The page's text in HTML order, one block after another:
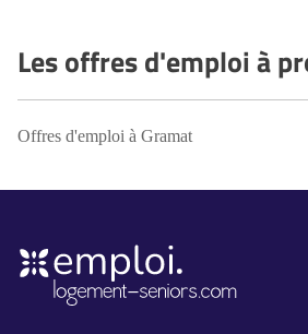
Les offres d'emploi à
Offres d'emploi à Gramat